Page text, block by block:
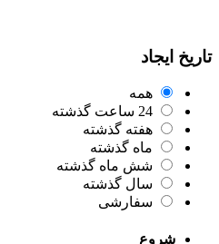
تاریخ ایجاد
همه
24 ساعت گذشته
هفته گذشته
ماه گذشته
شش ماه گذشته
سال گذشته
سفارشی
شروع